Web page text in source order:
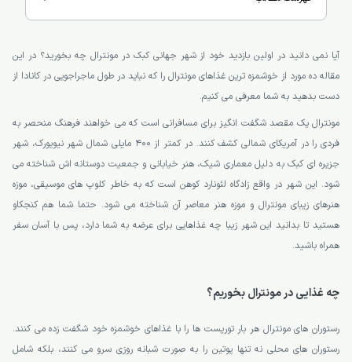
آیا نمی دانید در اولین بازدید خود از شهر جهانی کبک در مونترال چه بخورید؟ در این
مقاله ده مورد از خوشمزه ترین غذاهای مونترال را که نباید در طول ماجراجویی در کانادا از
دست بدهید به شما معرفی می کنیم.
مونترال یک مقصد شگفت انگیز برای مسافرانی است که می خواهند فرهنگ منحصر به
فردی را در آمریکای شمالی کشف کنند. در کمتر از 400 مایلی شمال شهر نیویورک، شهر
جزیره ای کبک به دلیل معماری شیک، هنر خیابانی و جمعیت دوستانه اش شناخته می
شود. این شهر در واقع زادگاه لئونارد کوهن است که به خاطر کلوپ های موسیقی، موزه
هنرهای زیبای مونترال و موزه هنر معاصر آن شناخته می شود. حتما شما هم کنجکاو
هستید تا بدانید این شهر زیبا چه غذاهایی برای عرضه به شما دارد، پس با آسان سفر
همراه باشید.
چه غذایی در مونترال بخوریم؟
رستوران های مونترال هر بار توریست ها را با غذاهای خوشمزه خود شگفت زده می کنند.
رستوران های محلی نه تنها پوتین را به صورت شبانه روزی سرو می کنند، بلکه شامل